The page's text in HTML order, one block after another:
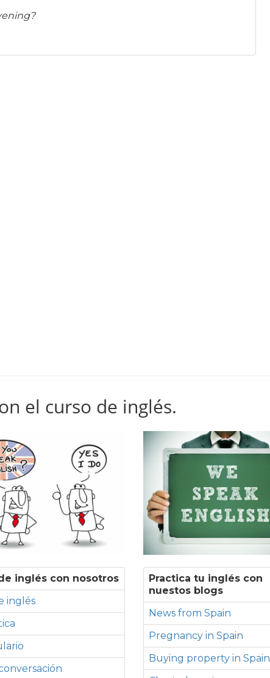
el curso de inglés.
inglés con nosotros
inglés
Practica tu inglés con
nuestos blogs
News from Spain
Pregnancy in Spain
Buying property in Spain